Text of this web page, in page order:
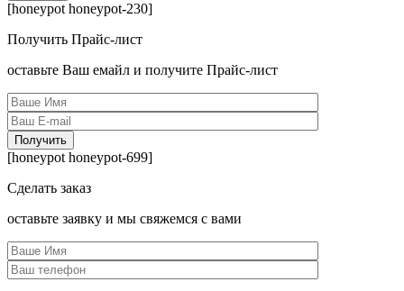
[honeypot honeypot-230]
Получить Прайс-лист
оcтавьте Ваш емайл и получите Прайс-лист
[honeypot honeypot-699]
Сделать заказ
оcтавьте заявку и мы свяжемся с вами